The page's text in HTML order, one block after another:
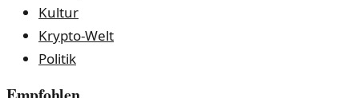
Kultur
Krypto-Welt
Politik